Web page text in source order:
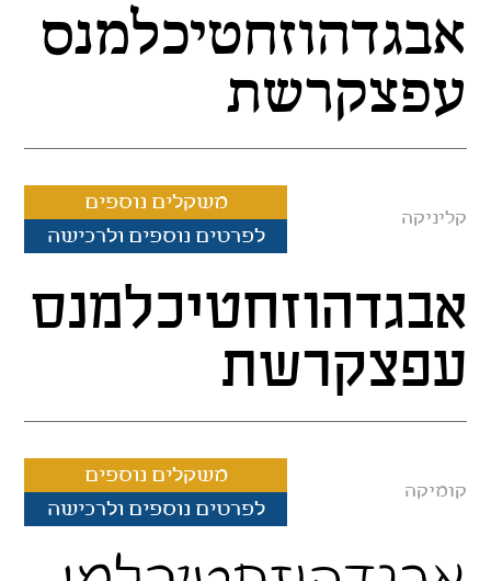
אבגדהוזחטיכלמנס
עפצקרשת
קליניקה
משקלים נוספים
לפרטים נוספים ולרכישה
אבגדהוזחטיכלמנס
עפצקרשת
קומיקה
משקלים נוספים
לפרטים נוספים ולרכישה